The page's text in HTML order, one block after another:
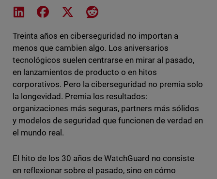
Share on LinkedIn
Share on Facebook
Share on XShare on Reddit
Treinta años en ciberseguridad no importan a
menos que cambien algo. Los aniversarios
tecnológicos suelen centrarse en mirar al pasado,
en lanzamientos de producto o en hitos
corporativos. Pero la ciberseguridad no premia solo
la longevidad. Premia los resultados:
organizaciones más seguras, partners más sólidos
y modelos de seguridad que funcionen de verdad en
el mundo real.
El hito de los 30 años de WatchGuard no consiste
en reflexionar sobre el pasado, sino en cómo